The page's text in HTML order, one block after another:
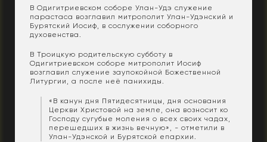
В Одигитриевском соборе Улан-Удэ служение
парастаса возглавил митрополит Улан-Удэнский и
Бурятский Иосиф, в сослужении соборного
духовенства.
В Троицкую родительскую субботу в
Одигитриевском соборе митрополит Иосиф
возглавил служение заупокойной Божественной
Литургии, а после неё панихиды.
«В канун дня Пятидесятницы, дня основания
Церкви Христовой на земле, она возносит ко
Господу сугубые моления о всех своих чадах,
перешедших в жизнь вечную», - отметили в
Улан-Удэнской и Бурятской епархии.